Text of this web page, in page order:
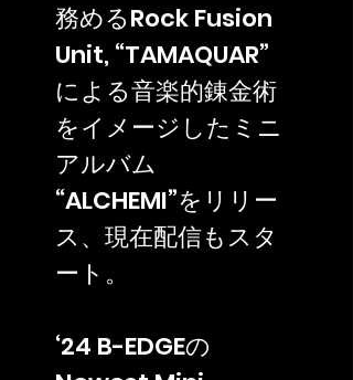
務めるRock Fusion
Unit, “TAMAQUAR”
による音楽的錬金術
をイメージしたミニ
アルバム
“ALCHEMI”をリリー
ス、現在配信もスタ
ート。
‘24 B-EDGEの